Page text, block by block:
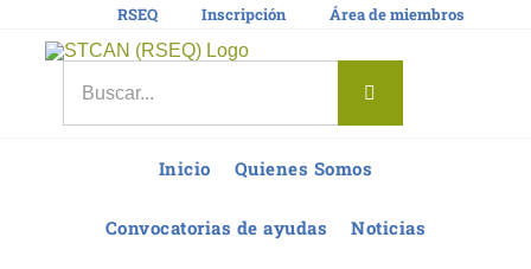
RSEQ Inscripción Área de miembros
Inicio Quienes Somos
Convocatorias de ayudas Noticias